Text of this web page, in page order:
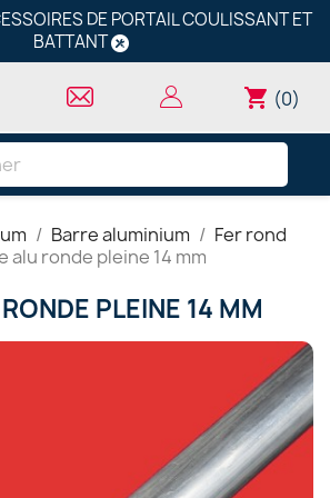
DE PORTAIL COULISSANT ET
BATTANT
shopping_cart (0)
Barre aluminium
Fer rond
alu ronde pleine 14 mm
PLEINE 14 MM